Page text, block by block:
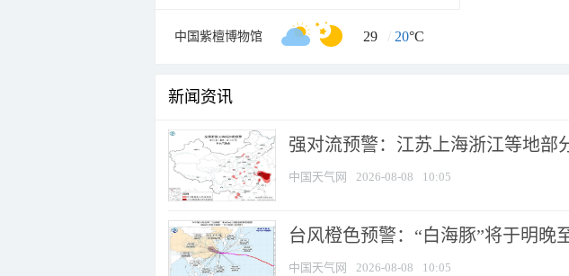
中国紫檀博物馆 29 / 20°C
新闻资讯
强对流预警：江苏上海浙江等地部
中国天气网 2026-08-08 10:05
台风橙色预警：“白海豚”将于明晚
中国天气网 2026-08-08 10:05